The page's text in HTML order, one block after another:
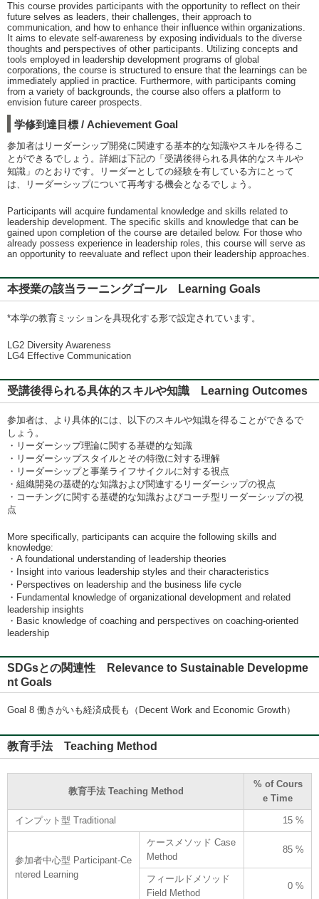
This course provides participants with the opportunity to reflect on their
future selves as leaders, their challenges, their approach to
communication, and how to enhance their influence within organizations.
It aims to elevate self-awareness by exposing individuals to the diverse
thoughts and perspectives of other participants. Utilizing concepts and
tools employed in leadership development programs of global
corporations, the course is structured to ensure that the learnings can be
immediately applied in practice. Furthermore, with participants coming
from a variety of backgrounds, the course also offers a platform to
envision future career prospects.
学修到達目標 / Achievement Goal
参加者はリーダーシップ開発に関連する基本的な知識やスキルを得るこ
とができるでしょう。詳細は下記の「受講後得られる具体的なスキルや
知識」のとおりです。リーダーとしての経験を有している方にとって
は、リーダーシップについて再考する機会となるでしょう。
Participants will acquire fundamental knowledge and skills related to
leadership development. The specific skills and knowledge that can be
gained upon completion of the course are detailed below. For those who
already possess experience in leadership roles, this course will serve as
an opportunity to reevaluate and reflect upon their leadership approaches.
本授業の該当ラーニングゴール Learning Goals
*本学の教育ミッションを具現化する形で設定されています。
LG2 Diversity Awareness
LG4 Effective Communication
受講後得られる具体的スキルや知識 Learning Outcomes
参加者は、より具体的には、以下のスキルや知識を得ることができるで
しょう。
・リーダーシップ理論に関する基礎的な知識
・リーダーシップスタイルとその特徴に対する理解
・リーダーシップと事業ライフサイクルに対する視点
・組織開発の基礎的な知識および関連するリーダーシップの視点
・コーチングに関する基礎的な知識およびコーチ型リーダーシップの視
点
More specifically, participants can acquire the following skills and
knowledge:
・A foundational understanding of leadership theories
・Insight into various leadership styles and their characteristics
・Perspectives on leadership and the business life cycle
・Fundamental knowledge of organizational development and related
leadership insights
・Basic knowledge of coaching and perspectives on coaching-oriented
leadership
SDGsとの関連性 Relevance to Sustainable Developme
nt Goals
Goal 8 働きがいも経済成長も（Decent Work and Economic Growth）
教育手法 Teaching Method
教育手法 Teaching Method
% of Cours
e Time
インプット型 Traditional 15 %
参加者中心型 Participant-Ce
ntered Learning
ケースメソッド Case
Method
85 %
フィールドメソッド
Field Method
0 %